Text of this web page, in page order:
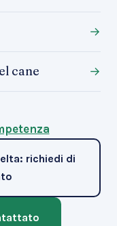
→
cane →
richiedi di